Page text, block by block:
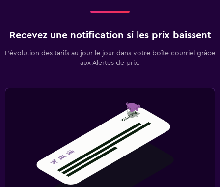
Recevez une notification si les prix baissent
L’évolution des tarifs au jour le jour dans votre boîte courriel grâce
aux Alertes de prix.